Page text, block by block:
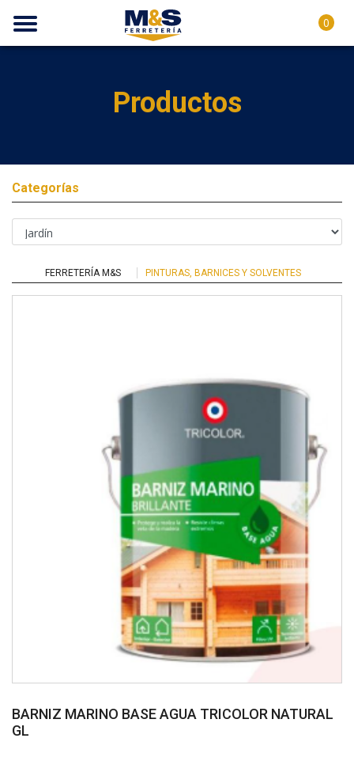
0
Productos
Categorías
FERRETERÍA M&S PINTURAS, BARNICES Y SOLVENTES
BARNIZ MARINO BASE AGUA TRICOLOR NATURAL
GL